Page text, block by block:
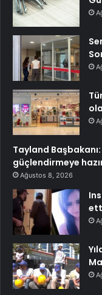
Tayland
güçlendirmeye
Ağustos 8, 2026